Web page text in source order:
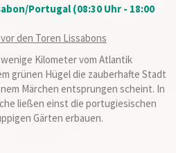
Portugal (08:30 Uhr - 18:00
den Toren Lissabons
Kilometer vom Atlantik
grünen Hügel die zauberhafte Stadt
Märchen entsprungen scheint. In
ließen einst die portugiesischen
Gärten erbauen.